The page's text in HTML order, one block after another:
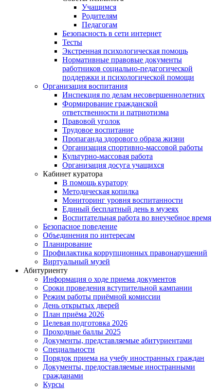
Учащимся
Родителям
Педагогам
Безопасность в сети интернет
Тесты
Экстренная психологическая помощь
Нормативные правовые документы
работников социально-педагогической
поддержки и психологической помощи
Организация воспитания
Инспекция по делам несовершеннолетних
Формирование гражданской
ответственности и патриотизма
Правовой уголок
Трудовое воспитание
Пропаганда здорового образа жизни
Организация спортивно-массовой работы
Культурно-массовая работа
Организация досуга учащихся
Кабинет куратора
В помощь куратору
Методическая копилка
Мониторинг уровня воспитанности
Единый бесплатный день в музеях
Воспитательная работа во внеучебное время
Безопасное поведение
Объединения по интересам
Планирование
Профилактика коррупционных правонарушений
Виртуальный музей
Абитуриенту
Информация о ходе приема документов
Сроки проведения вступительной кампании
Режим работы приёмной комиссии
День открытых дверей
План приёма 2026
Целевая подготовка 2026
Проходные баллы 2025
Документы, представляемые абитуриентами
Специальности
Порядок приема на учебу иностранных граждан
Документы, предоставляемые иностранными
гражданами
Курсы